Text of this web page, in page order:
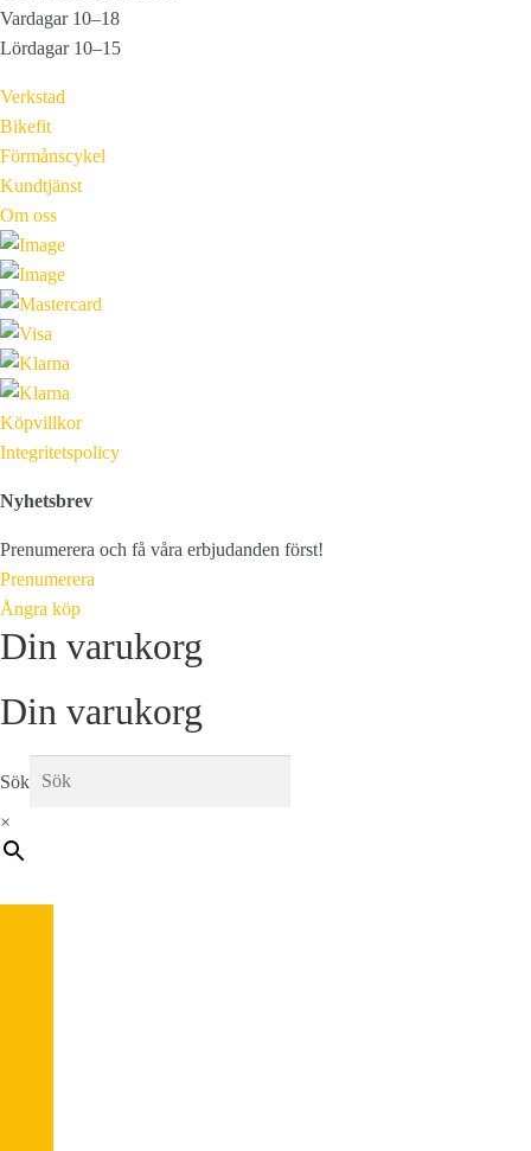
Vardagar 10–18
Lördagar 10–15
Verkstad
Bikefit
Förmånscykel
Kundtjänst
Om oss
Köpvillkor
Integritetspolicy
Nyhetsbrev
Prenumerera och få våra erbjudanden först!
Prenumerera
Ångra köp
Din varukorg
Din varukorg
Sök
×